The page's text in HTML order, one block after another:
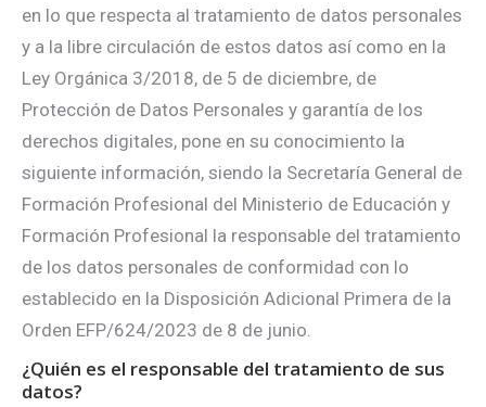
en lo que respecta al tratamiento de datos personales
y a la libre circulación de estos datos así como en la
Ley Orgánica 3/2018, de 5 de diciembre, de
Protección de Datos Personales y garantía de los
derechos digitales, pone en su conocimiento la
siguiente información, siendo la Secretaría General de
Formación Profesional del Ministerio de Educación y
Formación Profesional la responsable del tratamiento
de los datos personales de conformidad con lo
establecido en la Disposición Adicional Primera de la
Orden EFP/624/2023 de 8 de junio.
¿Quién es el responsable del tratamiento de sus
datos?